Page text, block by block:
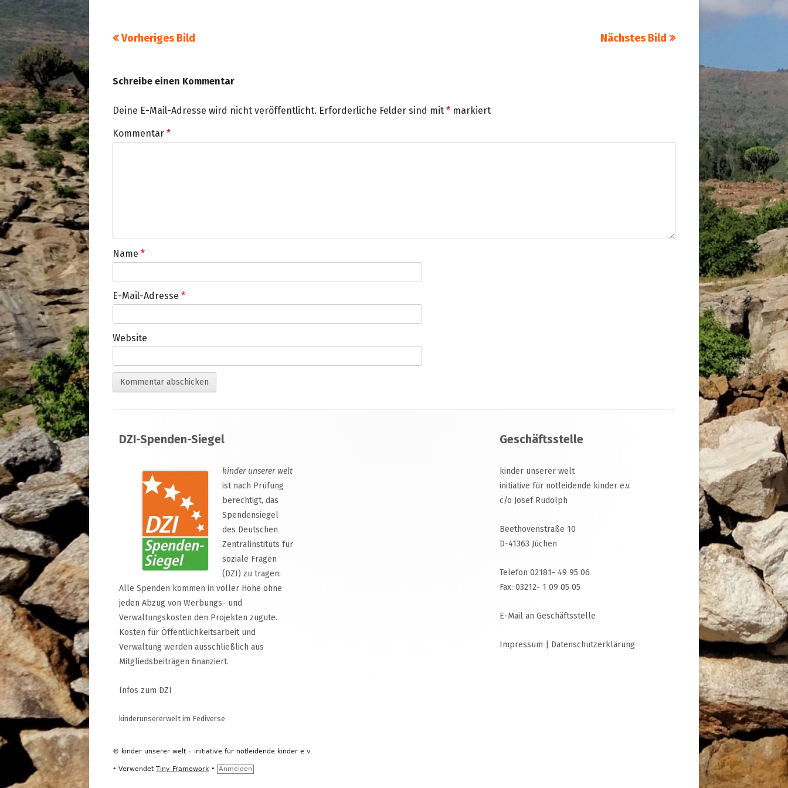
Vorheriges Bild Nächstes Bild
Schreibe einen Kommentar
Deine E-Mail-Adresse wird nicht veröffentlicht. Erforderliche Felder sind mit * markiert
Kommentar *
Name *
E-Mail-Adresse *
Website
Inhalt
DZI-Spenden-Siegel
kinder unserer welt
ist nach Prüfung
berechtigt, das
Spendensiegel
des Deutschen
Zentralinstituts für
soziale Fragen
(DZI) zu tragen:
Alle Spenden kommen in voller Höhe ohne
jeden Abzug von Werbungs- und
Verwaltungskosten den Projekten zugute.
Kosten für Öffentlichkeitsarbeit und
Verwaltung werden ausschließlich aus
Mitgliedsbeiträgen finanziert.
Infos zum DZI
kinderunsererwelt im Fediverse
Geschäftsstelle
kinder unserer welt
initiative für notleidende kinder e.v.
c/o Josef Rudolph
Beethovenstraße 10
D-41363 Jüchen
Telefon 02181- 49 95 06
Fax: 03212- 1 09 05 05
E-Mail an Geschäftsstelle
Impressum Datenschutzerklärung
© kinder unserer welt – initiative für notleidende kinder e.v.
• Verwendet Tiny Framework • Anmelden